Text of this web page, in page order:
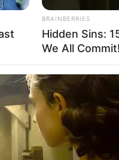
BRAINBERRIES
Hidden Sins:
We All Commit!